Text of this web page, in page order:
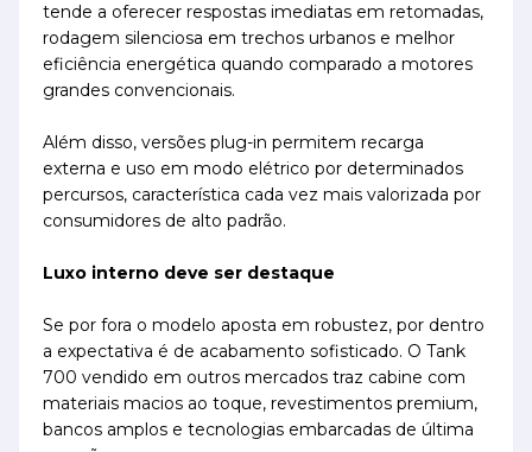
tende a oferecer respostas imediatas em retomadas,
rodagem silenciosa em trechos urbanos e melhor
eficiência energética quando comparado a motores
grandes convencionais.
Além disso, versões plug-in permitem recarga
externa e uso em modo elétrico por determinados
percursos, característica cada vez mais valorizada por
consumidores de alto padrão.
Luxo interno deve ser destaque
Se por fora o modelo aposta em robustez, por dentro
a expectativa é de acabamento sofisticado. O Tank
700 vendido em outros mercados traz cabine com
materiais macios ao toque, revestimentos premium,
bancos amplos e tecnologias embarcadas de última